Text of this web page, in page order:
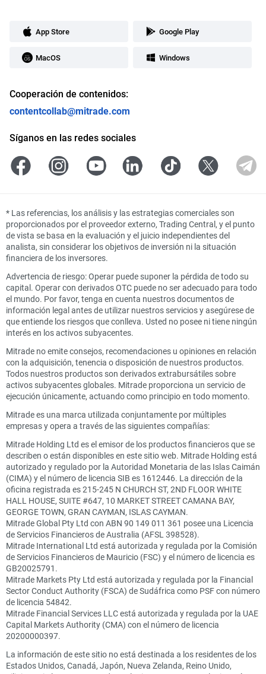
App Store Google Play
MacOS Windows
Cooperación de contenidos:
contentcollab@mitrade.com
Síganos en las redes sociales
* Las referencias, los análisis y las estrategias comerciales son
proporcionados por el proveedor externo, Trading Central, y el punto
de vista se basa en la evaluación y el juicio independientes del
analista, sin considerar los objetivos de inversión ni la situación
financiera de los inversores.
Advertencia de riesgo: Operar puede suponer la pérdida de todo su
capital. Operar con derivados OTC puede no ser adecuado para todo
el mundo. Por favor, tenga en cuenta nuestros documentos de
información legal antes de utilizar nuestros servicios y asegúrese de
que entiende los riesgos que conlleva. Usted no posee ni tiene ningún
interés en los activos subyacentes.
Mitrade no emite consejos, recomendaciones u opiniones en relación
con la adquisición, tenencia o disposición de nuestros productos.
Todos nuestros productos son derivados extrabursátiles sobre
activos subyacentes globales. Mitrade proporciona un servicio de
ejecución únicamente, actuando como principio en todo momento.
Mitrade es una marca utilizada conjuntamente por múltiples
empresas y opera a través de las siguientes compañías:
Mitrade Holding Ltd es el emisor de los productos financieros que se
describen o están disponibles en este sitio web. Mitrade Holding está
autorizado y regulado por la Autoridad Monetaria de las Islas Caimán
(CIMA) y el número de licencia SIB es 1612446. La dirección de la
oficina registrada es 215-245 N CHURCH ST, 2ND FLOOR WHITE
HALL HOUSE, SUITE #647, 10 MARKET STREET CAMANA BAY,
GEORGE TOWN, GRAN CAYMAN, ISLAS CAYMAN.
Mitrade Global Pty Ltd con ABN 90 149 011 361 posee una Licencia
de Servicios Financieros de Australia (AFSL 398528).
Mitrade International Ltd está autorizada y regulada por la Comisión
de Servicios Financieros de Mauricio (FSC) y el número de licencia es
GB20025791.
Mitrade Markets Pty Ltd está autorizada y regulada por la Financial
Sector Conduct Authority (FSCA) de Sudáfrica como PSF con número
de licencia 54842.
Mitrade Financial Services LLC está autorizada y regulada por la UAE
Capital Markets Authority (CMA) con el número de licencia
20200000397.
La información de este sitio no está destinada a los residentes de los
Estados Unidos, Canadá, Japón, Nueva Zelanda, Reino Unido,